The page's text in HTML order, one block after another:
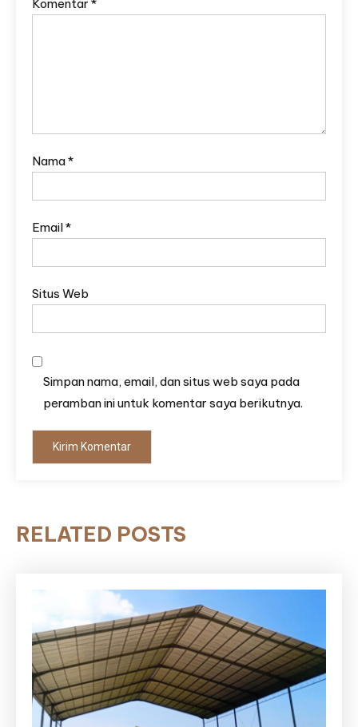
Komentar *
Nama*
Email*
Situs Web
Simpan nama, email, dan situs web saya pada
peramban ini untuk komentar saya berikutnya.
RELATED POSTS